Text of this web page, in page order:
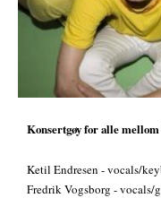
Konsertgøy for alle
Ketil Endresen - vocals/
Fredrik Vogsborg - vocals/